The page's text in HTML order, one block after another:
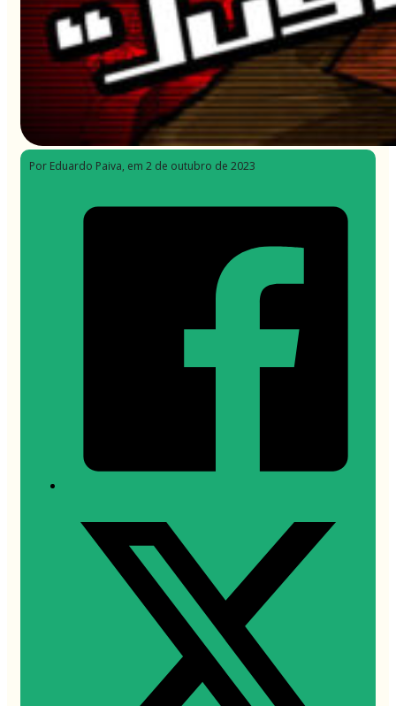
Por Eduardo Paiva, em 2 de outubro de 2023